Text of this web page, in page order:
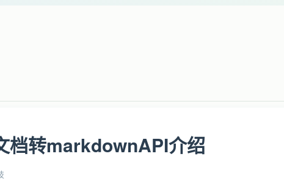
档转markdownAPI介绍